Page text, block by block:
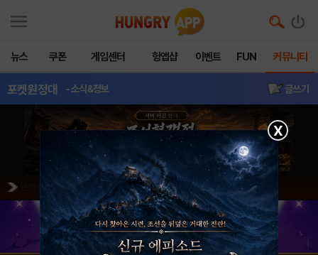
뉴스 쿠폰 게임센터 헝앱샵 이벤트 FUN 커뮤니티
포켓원정대 - 소식&정보 글쓰기
포켓원정대 정식 서비스 오픈 안내
X